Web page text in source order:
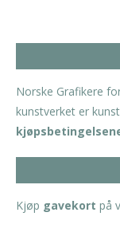
Norske Grafikere
kunstverket er
Kjøp gavekort på